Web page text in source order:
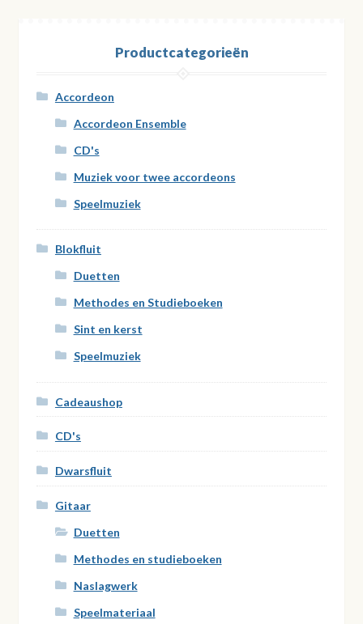
Productcategorieën
Accordeon
Accordeon Ensemble
CD's
Muziek voor twee accordeons
Speelmuziek
Blokfluit
Duetten
Methodes en Studieboeken
Sint en kerst
Speelmuziek
Cadeaushop
CD's
Dwarsfluit
Gitaar
Duetten
Methodes en studieboeken
Naslagwerk
Speelmateriaal